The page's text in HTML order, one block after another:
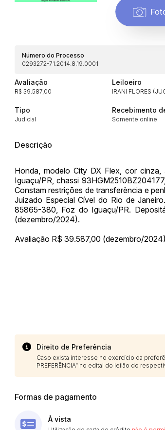
Número do Processo
0293272-71.2014.8.19.0001
Avaliação
R$ 39.587,00
Leiloeiro
IRANI FLORES
Tipo
Judicial
Recebimento
Somente online
Descrição
Honda, modelo City DX Flex, cor
Iguaçu/PR, chassi
Constam restrições de transferência e
Juizado Especial Cível do Rio de
85865-380, Foz do Iguaçu/PR.
(dezembro/2024).
Avaliação R$ 39.587,00 (dezembro/
Direito de Preferência
Caso exista interesse no exercício da
PREFERÊNCIA” no edital do leilão do
Formas de pagamento
À vista
Envie